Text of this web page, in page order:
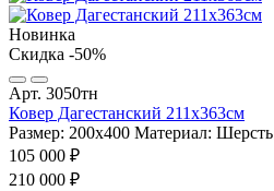
Новинка
Скидка -50%
Арт. 3050тн
Ковер Дагестанский 211x363см
Размер: 200х400 Материал: Шерсть
105 000 ₽
210 000 ₽